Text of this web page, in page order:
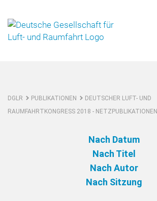
DGLR PUBLIKATIONEN
DEUTSCHER LUFT- UND
RAUMFAHRTKONGRESS 2018 - NETZPUBLIKATIONEN
Nach Datum
Nach Titel
Nach Autor
Nach Sitzung